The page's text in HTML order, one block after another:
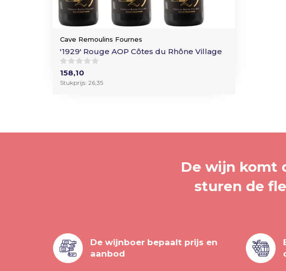
Cave Remoulins Fournes
'1929' Rouge AOP Côtes du Rhône Village
158,10
Stukprijs: 26,35
De wijn komt
sturen de
De wijnboer bepaalt prijs en
aanbod